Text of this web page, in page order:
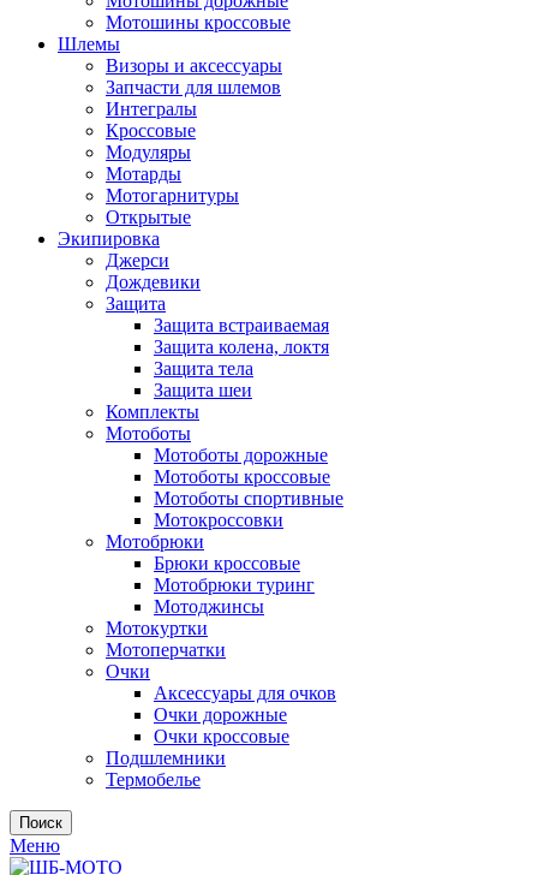
Мотошины кроссовые
Шлемы
Визоры и аксессуары
Запчасти для шлемов
Интегралы
Кроссовые
Модуляры
Мотарды
Мотогарнитуры
Открытые
Экипировка
Джерси
Дождевики
Защита
Защита встраиваемая
Защита колена, локтя
Защита тела
Защита шеи
Комплекты
Мотоботы
Мотоботы дорожные
Мотоботы кроссовые
Мотоботы спортивные
Мотокроссовки
Мотобрюки
Брюки кроссовые
Мотобрюки туринг
Мотоджинсы
Мотокуртки
Мотоперчатки
Очки
Аксессуары для очков
Очки дорожные
Очки кроссовые
Подшлемники
Термобелье
Поиск
Меню